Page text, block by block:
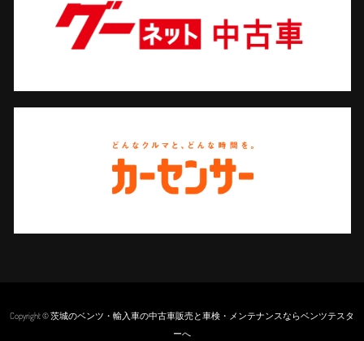
Copyright © 茨城のベンツ・輸入車の中古車販売と車検・メンテナンスならベンツテスタ
ーへ